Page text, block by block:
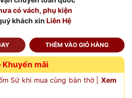
có vách, phụ kiện
khách xin Liên Hệ
THÊM VÀO GIỎ HÀNG
Khuyến mãi
Sứ khi mua cùng bàn thờ |Xem